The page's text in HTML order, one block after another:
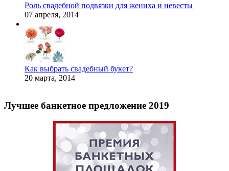
Роль свадебной подвязки для жениха и невесты
07 апреля, 2014
Как выбрать свадебный букет?
20 марта, 2014
Лучшее банкетное предложение 2019